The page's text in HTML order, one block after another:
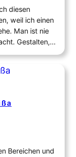
diesen
weil ich einen
Man ist nie
Gestalten,
heutige Tag ist
selbst als
Bereichen und